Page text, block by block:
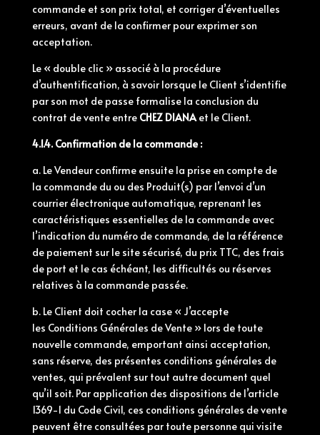
commande et son prix total, et corriger d’éventuelles
erreurs, avant de la confirmer pour exprimer son
acceptation.
Le « double clic » associé à la procédure
d’authentification, à savoir lorsque le Client s’identifie
par son mot de passe formalise la conclusion du
contrat de vente entre CHEZ DIANAet le Client.
4.1.4. Confirmation de la commande :
a. Le Vendeur confirme ensuite la prise en compte de
la commande du ou des Produit(s) par l’envoi d’un
courrier électronique automatique, reprenant les
caractéristiques essentielles de la commande avec
l’indication du numéro de commande, de la référence
de paiement sur le site sécurisé, du prix TTC, des frais
de port et le cas échéant, les difficultés ou réserves
relatives à la commande passée.
b. Le Client doit cocher la case « J’accepte
les Conditions Générales de Vente » lors de toute
nouvelle commande, emportant ainsi acceptation,
sans réserve, des présentes conditions générales de
ventes, qui prévalent sur tout autre document quel
qu’il soit. Par application des dispositions de l’article
1369-1 du Code Civil, ces conditions générales de vente
peuvent être consultées par toute personne qui visite